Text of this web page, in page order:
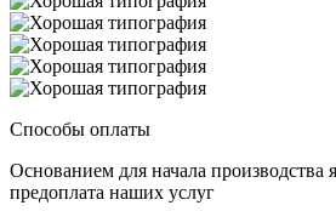
Способы оплаты
Основанием для начала производства
предоплата наших услуг